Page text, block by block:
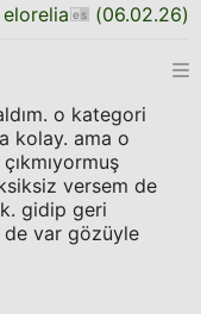
elorelia (06.02.26)
o kategori
kolay. ama o
versem de
gidip geri
de var gözüyle